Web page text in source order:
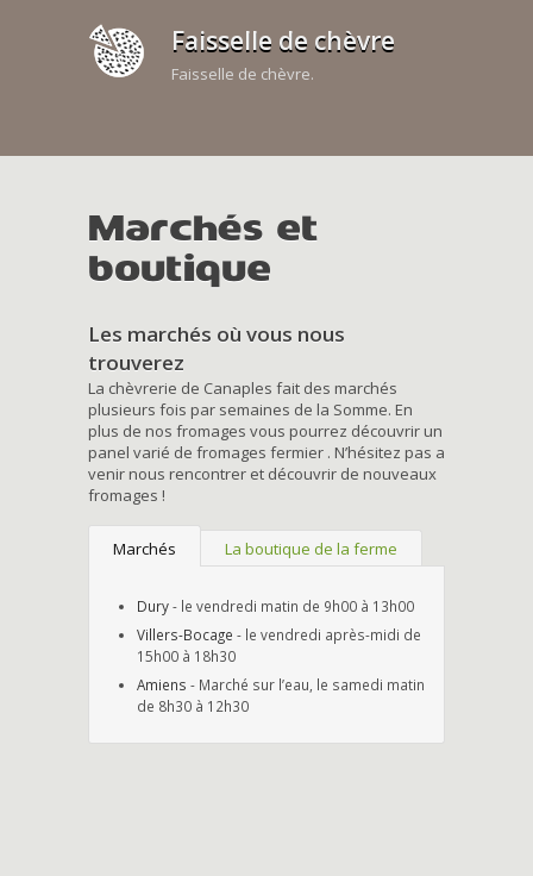
Faisselle de chèvre
Faisselle de chèvre.
Marchés et
boutique
Les marchés où vous nous
trouverez
La chèvrerie de Canaples fait des marchés
plusieurs fois par semaines de la Somme. En
plus de nos fromages vous pourrez découvrir un
panel varié de fromages fermier . N’hésitez pas a
venir nous rencontrer et découvrir de nouveaux
fromages !
Marchés La boutique de la ferme
Dury- le vendredi matin de 9h00 à 13h00
Villers-Bocage - le vendredi après-midi de
15h00 à 18h30
Amiens - Marché sur l’eau, le samedi matin
de 8h30 à 12h30